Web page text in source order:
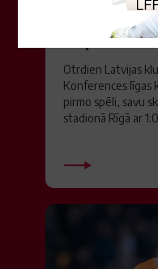
FK "Auda"
turpina
Otrdien Latvijas
Konferences līgas
pirmo spēli, savu
stadionā Rīgā ar